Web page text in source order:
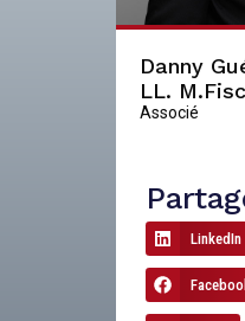
Danny
LL.
Associé
LinkedIn